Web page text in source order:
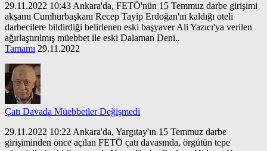
29.11.2022 10:43 Ankara'da, FETÖ'nün 15 Temmuz darbe girişimi
akşamı Cumhurbaşkanı Recep Tayip Erdoğan'ın kaldığı oteli
darbecilere bildirdiği belirlenen eski başyaver Ali Yazıcı'ya verilen
ağırlaştırılmış müebbet ile eski Dalaman Deni..
Tamamı 29.11.2022
Çatı Davada Müebbetler Değişmedi
29.11.2022 10:22 Ankara'da, Yargıtay'ın 15 Temmuz darbe
girişiminden önce açılan FETÖ çatı davasında, örgütün tepe